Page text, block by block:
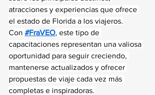
atracciones y experiencias que ofrece
el estado de Florida a los viajeros.
Con #FraVEO, este tipo de
capacitaciones representan una valiosa
oportunidad para seguir creciendo,
mantenerse actualizados y ofrecer
propuestas de viaje cada vez más
completas e inspiradoras.